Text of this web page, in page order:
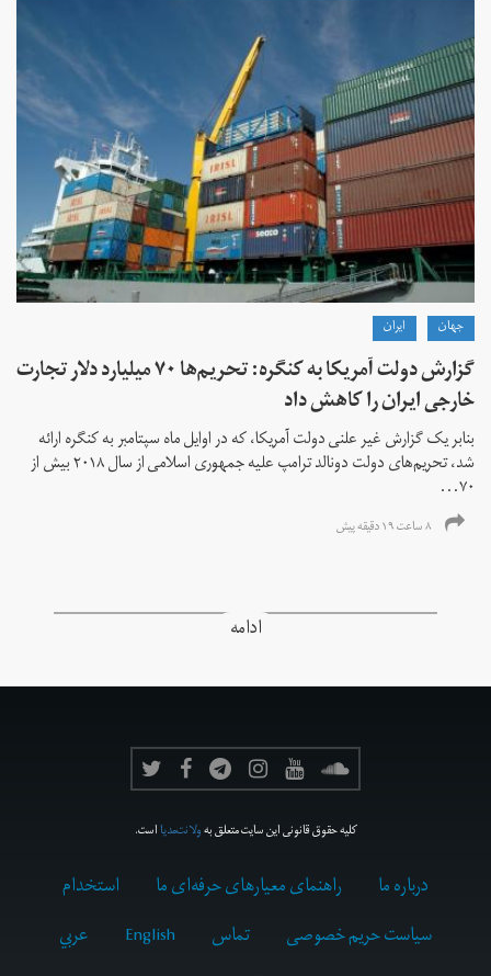
جهان ايران
گزارش دولت آمریکا به کنگره: تحریم‌ها ۷۰ میلیارد دلار تجارت
خارجی ایران را کاهش داد
بنابر یک گزارش غیر علنی دولت آمریکا، که در اوایل ماه سپتامبر به کنگره ارائه
شد، تحریم‌های دولت دونالد ترامپ علیه جمهوری اسلامی از سال ۲۰۱۸ بیش از
۷۰...
۸ ساعت ۱۹ دقیقه پیش
ادامه
کلیه حقوق قانونی این سایت متعلق بهولانت‌مدیااست.
درباره ما راهنمای معیارهای حرفه‌ای ما
استخدام
سیاست حریم خصوصی
تماس English
عربي